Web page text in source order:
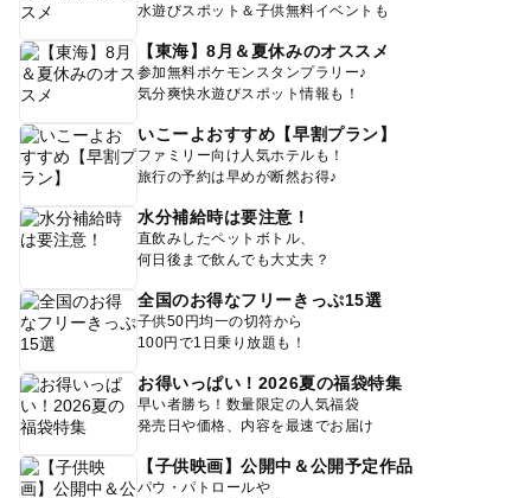
水遊びスポット＆子供無料イベントも
【東海】8月＆夏休みのオススメ
参加無料ポケモンスタンプラリー♪
気分爽快水遊びスポット情報も！
いこーよおすすめ【早割プラン】
ファミリー向け人気ホテルも！
旅行の予約は早めが断然お得♪
水分補給時は要注意！
直飲みしたペットボトル、
何日後まで飲んでも大丈夫？
全国のお得なフリーきっぷ15選
子供50円均一の切符から
100円で1日乗り放題も！
お得いっぱい！2026夏の福袋特集
早い者勝ち！数量限定の人気福袋
発売日や価格、内容を最速でお届け
【子供映画】公開中＆公開予定作品
パウ・パトロールや